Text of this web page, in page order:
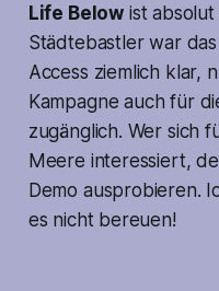
Life Below ist
Städtebastler war
Access ziemlich klar,
Kampagne auch für
zugänglich. Wer sich
Meere interessiert,
Demo ausprobieren.
es nicht bereuen!